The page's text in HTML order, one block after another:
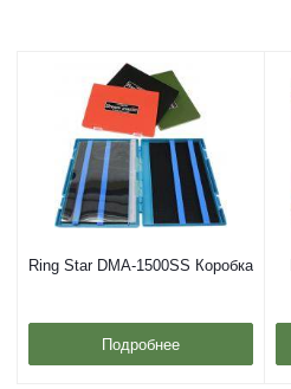
Ring Star DMA-1500SS Коробка
Подробнее